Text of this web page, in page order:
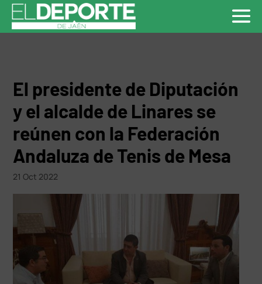
El presidente de Diputación
y el alcalde de Linares se
reúnen con la Federación
Andaluza de Tenis de Mesa
21 Oct 2022